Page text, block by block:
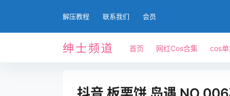
解压教程 联系我们 会员
绅士频道 首页 网红Cos合集 cos